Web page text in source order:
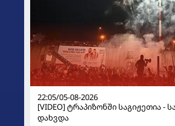
22:05/05-08-2026
[VIDEO] ტრაპიზონში საგიჟეთია -
დახვდა